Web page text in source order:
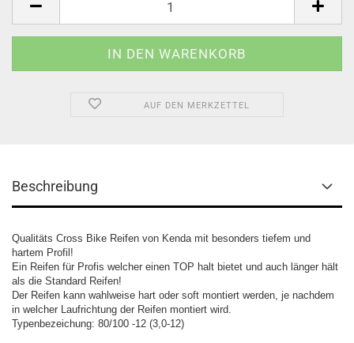
AUF DEN MERKZETTEL
Beschreibung
Qualitäts Cross Bike Reifen von Kenda mit besonders tiefem und
hartem Profil!
Ein Reifen für Profis welcher einen TOP halt bietet und auch länger hält
als die Standard Reifen!
Der Reifen kann wahlweise hart oder soft montiert werden, je nachdem
in welcher Laufrichtung der Reifen montiert wird.
Typenbezeichung: 80/100 -12 (3,0-12)